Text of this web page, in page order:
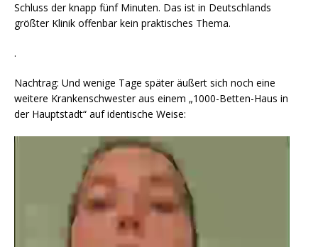
Schluss der knapp fünf Minuten. Das ist in Deutschlands
größter Klinik offenbar kein praktisches Thema.
.
Nachtrag: Und wenige Tage später äußert sich noch eine
weitere Krankenschwester aus einem „1000-Betten-Haus in
der Hauptstadt“ auf identische Weise:
Video-